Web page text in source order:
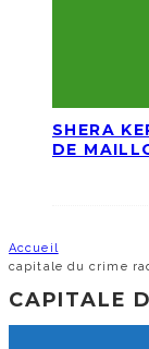
SHERA
DE
Accueil
capitale du crime
CAPITALE